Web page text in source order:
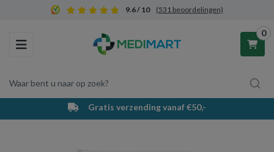
9.6 / 10 (531 beoordelingen)
Toggle navigation
Waar bent u naar op zoek?
0
Winkelwagen
Gratis verzending vanaf €50,-